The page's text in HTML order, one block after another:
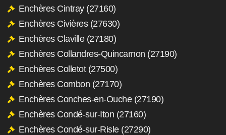
Enchères Cintray (27160)
Enchères Civières (27630)
Enchères Claville (27180)
Enchères Collandres-Quincarnon (27190)
Enchères Colletot (27500)
Enchères Combon (27170)
Enchères Conches-en-Ouche (27190)
Enchères Condé-sur-Iton (27160)
Enchères Condé-sur-Risle (27290)